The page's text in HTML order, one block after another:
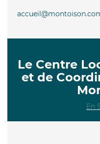
Le Centre
et de
En